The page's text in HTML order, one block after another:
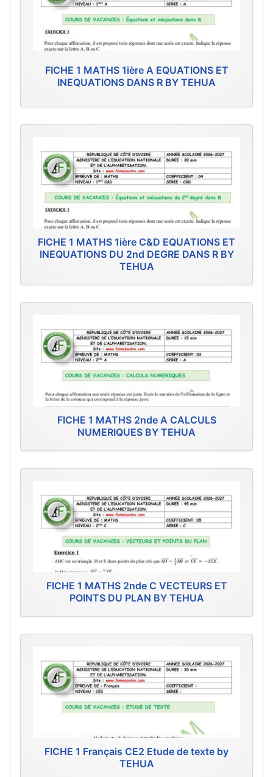
FICHE 1 MATHS 1ière A EQUATIONS ET
INEQUATIONS DANS R BY TEHUA
FICHE 1 MATHS 1ière C&D EQUATIONS ET
INEQUATIONS DU 2nd DEGRE DANS R BY
TEHUA
FICHE 1 MATHS 2nde A CALCULS
NUMERIQUES BY TEHUA
FICHE 1 MATHS 2nde C VECTEURS ET
POINTS DU PLAN BY TEHUA
FICHE 1 Français CE2 Etude de texte by
TEHUA